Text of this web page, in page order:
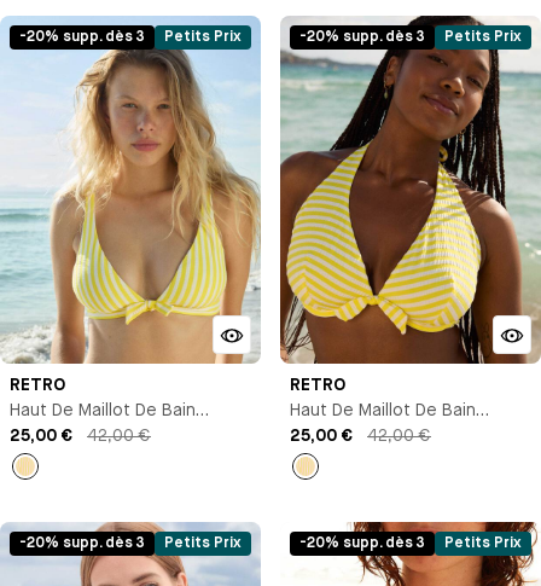
-20% supp. dès 3 Petits Prix
RETRO
Haut De Maillot De Bain
Triangle
25,00 € 42,00 €
Imprimé
-20% supp. dès 3 Petits Prix
RETRO
Haut De Maillot De Bain
Triangle Avec Armature
25,00 € 42,00 €
Imprimé
-20% supp. dès 3 Petits Prix -20% supp. dès 3 Petits Prix